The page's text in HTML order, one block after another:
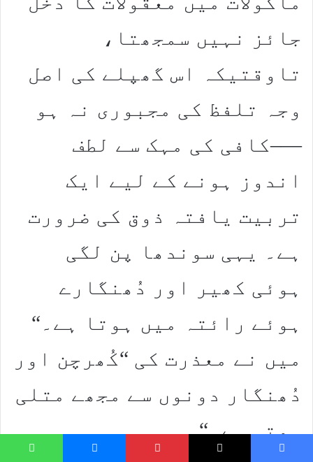
جائز نہیں سمجھتا،
تاوقتیکہ اس گھپلے کی اصل
وجہ تلفظ کی مجبوری نہ ہو
—–کافی کی مہک سے لطف
اندوز ہونے کے لیے ایک
تربیت یافتہ ذوق کی ضرورت
ہے۔ یہی سوندھا پن لگی
ہوئی کھیر اور دُھنگارے
ہوئے رائتہ میں ہوتا ہے۔“
میں نے معذرت کی “کُھرچن اور
دُھنگار دونوں‌ سے مجھے متلی
ہوتی ہے۔“